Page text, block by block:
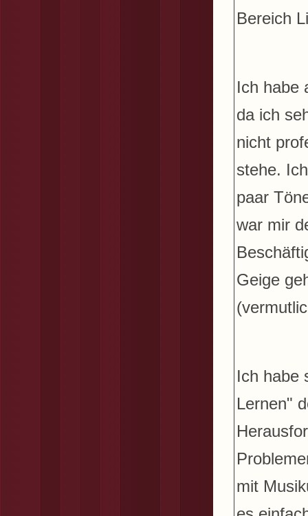
Bereich
Ich habe
da ich
nicht
stehe.
paar
war mir
Geige
Ich habe
Lernen"
mit